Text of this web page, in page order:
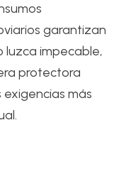
garantizan
luzca impecable,
protectora
más